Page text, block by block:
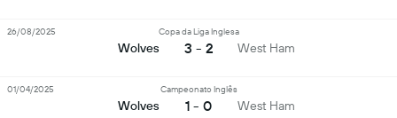
Wolves
Copa da Liga Inglesa
3 - 2 West Ham
26/08/2025
Wolves
Campeonato Inglês
1 - 0 West Ham
01/04/2025